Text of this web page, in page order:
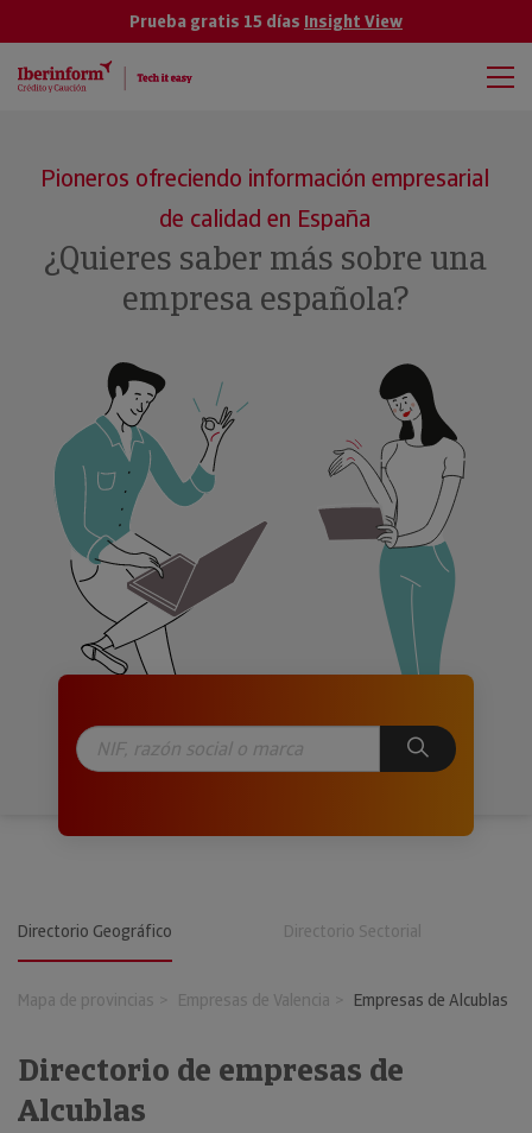
Prueba gratis 15 días Insight View
Pioneros ofreciendo información empresarial
de calidad en España
¿Quieres saber más sobre una
empresa española?
Directorio Geográfico Directorio Sectorial
Mapa de provincias Empresas de Valencia Empresas de Alcublas
Directorio de empresas de
Alcublas